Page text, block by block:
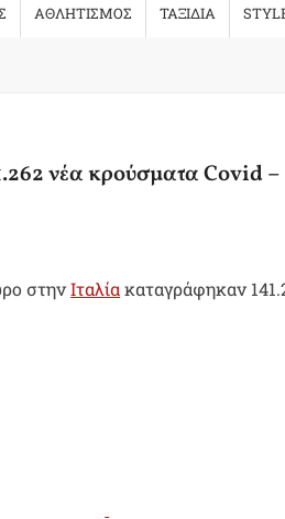
ΑΘΛΗΤΙΣΜΟΣ ΤΑΞΙΔΙΑ
νέα κρούσματα Covid –
στηνΙταλίακαταγράφηκαν